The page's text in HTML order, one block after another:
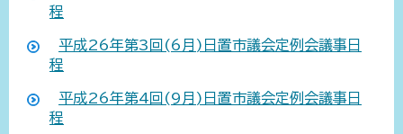
程
平成26年第3回(6月)日置市議会定例会議事日
程
平成26年第4回(9月)日置市議会定例会議事日
程